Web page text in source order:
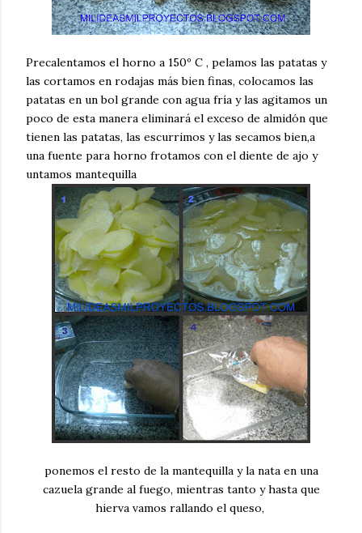
Precalentamos el horno a 150º C , pelamos las patatas y
las cortamos en rodajas más bien finas, colocamos las
patatas en un bol grande con agua fría y las agitamos un
poco de esta manera eliminará el exceso de almidón que
tienen las patatas, las escurrimos y las secamos bien,a
una fuente para horno frotamos con el diente de ajo y
untamos mantequilla
ponemos el resto de la mantequilla y la nata en una
cazuela grande al fuego, mientras tanto y hasta que
hierva vamos rallando el queso,